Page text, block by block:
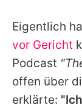
Eigentlich
vor Gericht
Podcast
offen über
erklärte: